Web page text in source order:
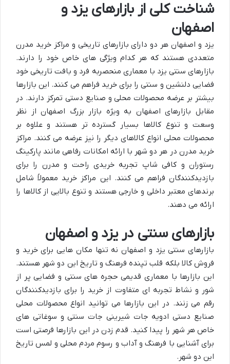
شناخت کلی از بازارهای یزد و
اصفهان
یزد و اصفهان هر دو دارای بازارهای تاریخی و مراکز خرید مدرن
متعددی هستند که هر کدام ویژگی های خاص خود را دارند.
بازارهای سنتی یزد با معماری منحصربه فرد و بافت تاریخی خود
فضایی دلنشین و سنتی را برای خرید فراهم می کنند. این بازارها
بیشتر بر عرضه محصولات محلی و صنایع دستی تمرکز دارند. در
مقابل بازارهای اصفهان به ویژه بازار بزرگ اصفهان از نظر
وسعت و تنوع کالاها بسیار گسترده تر هستند و علاوه بر
محصولات محلی انواع کالاهای دیگر را نیز عرضه می کنند. مراکز
خرید مدرن در هر دو شهر با ارائه امکانات رفاهی مانند پارکینگ
رستوران و کافی شاپ تجربه خریدی راحت و مدرن را برای
بازدیدکنندگان فراهم می کنند. این مراکز خرید معمولاً شامل
برندهای معتبر داخلی و خارجی هستند و تنوع بالایی از کالاها را
ارائه می دهند.
بازارهای سنتی در یزد و اصفهان
بازارهای سنتی یزد و اصفهان نه تنها مکان هایی برای خرید و
فروش کالا بلکه قلب تپنده فرهنگ و تاریخ این دو شهر هستند.
این بازارها با معماری قدیمی حجره های سنتی و فضایی پر از
شور و نشاط تجربه ای متفاوت از خرید را برای بازدیدکنندگان
رقم می زنند. در این بازارها می توانید انواع محصولات محلی
صنایع دستی ادویه جات شیرینی جات سنتی و سوغاتی های
خاص هر شهر را پیدا کنید. قدم زدن در این بازارها فرصتی است
برای آشنایی با فرهنگ و آداب و رسوم مردم محلی و لمس تاریخ
این دو شهر.